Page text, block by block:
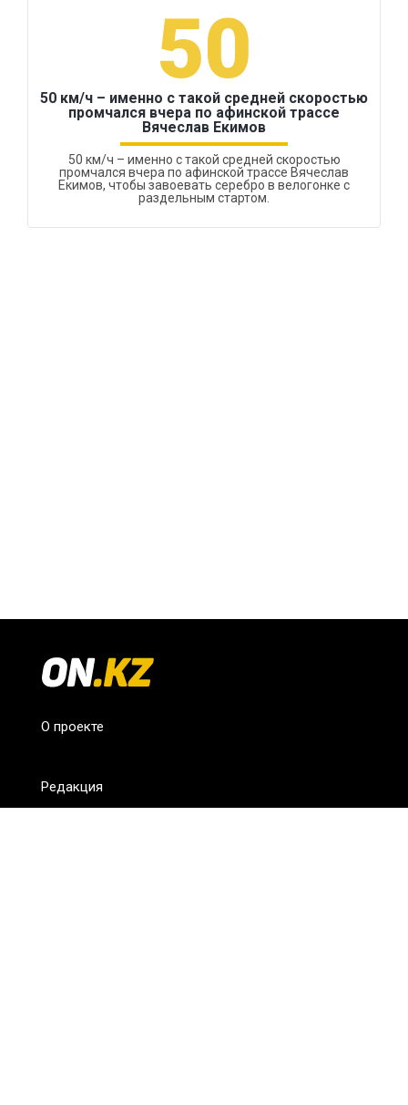
50
50 км/ч – именно с такой средней скоростью
промчался вчера по афинской трассе
Вячеслав Екимов
50 км/ч – именно с такой средней скоростью
промчался вчера по афинской трассе Вячеслав
Екимов, чтобы завоевать серебро в велогонке с
раздельным стартом.
О проекте
Редакция